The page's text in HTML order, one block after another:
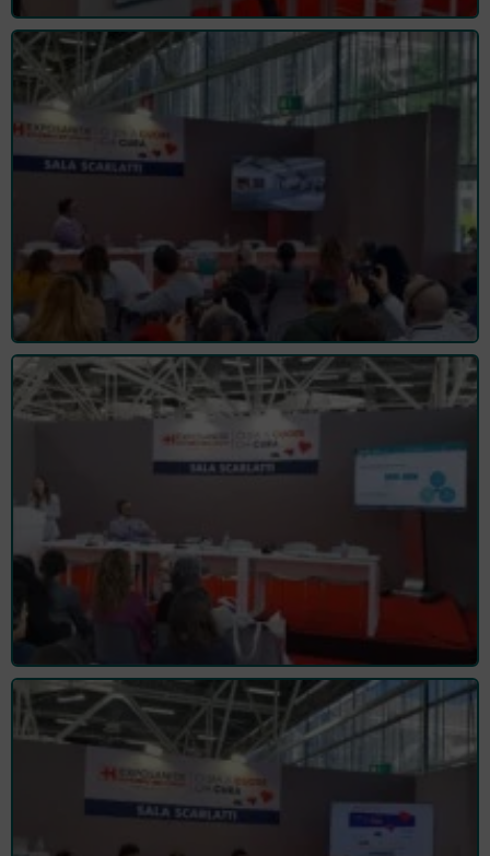
Un canestro in
ricordo di
Vincenzo
Manigrasso:
formazione,
sport e
Bologna
FNOFI